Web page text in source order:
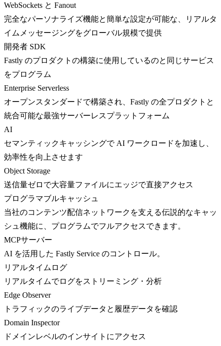
WebSockets と Fanout
完全なパーソナライズ機能と簡単な設定が可能な、リアルタ
イムメッセージングをグローバル規模で提供
開発者 SDK
Fastly のプロダクトの構築に使用しているのと同じサービス
をプログラム
Enterprise Serverless
オープンスタンダードで構築され、Fastly の全プロダクトと
統合可能な最強サーバーレスプラットフォーム
AI
セマンティックキャッシングで AI ワークロードを加速し、
効率性を向上させます
Object Storage
送信量ゼロで大容量ファイルにエッジで直接アクセス
プログラマブルキャッシュ
当社のコンテンツ配信ネットワークを支える伝説的なキャッ
シュ機能に、プログラムでフルアクセスできます。
MCPサーバー
AI を活用した Fastly Service のコントロール。
リアルタイムログ
リアルタイムでログをストリーミング・分析
Edge Observer
トラフィックのライブデータと履歴データを確認
Domain Inspector
ドメインレベルのインサイトにアクセス